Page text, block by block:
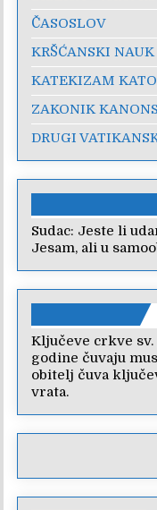
ČASOSLOV
KRŠĆANSKI NAUK
KATEKIZAM
ZAKONIK
DRUGI
Sudac: Jeste li
Jesam, ali u
Ključeve crkve sv.
godine čuvaju
obitelj čuva
vrata.